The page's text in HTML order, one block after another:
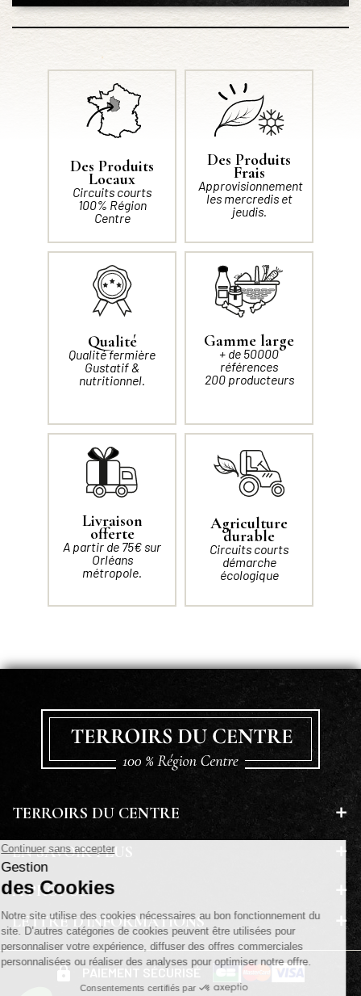
Des Produits
Locaux
Circuits courts
100% Région
Centre
Des Produits
Frais
Approvisionnement
les mercredis et
jeudis.
Qualité
Qualité fermière
Gustatif &
nutritionnel.
Gamme large
+ de 50000
références
200 producteurs
Livraison
offerte
A partir de 75€ sur
Orléans
métropole.
Agriculture
durable
Circuits courts
démarche
écologique
TERROIRS DU CENTRE
EN SAVOIR PLUS
A PROPOS
LETTRE D'INFORMATIONS
PAIEMENT SÉCURISÉ